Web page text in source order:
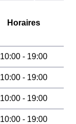
Horaires
10:00 - 19:00
10:00 - 19:00
10:00 - 19:00
10:00 - 19:00